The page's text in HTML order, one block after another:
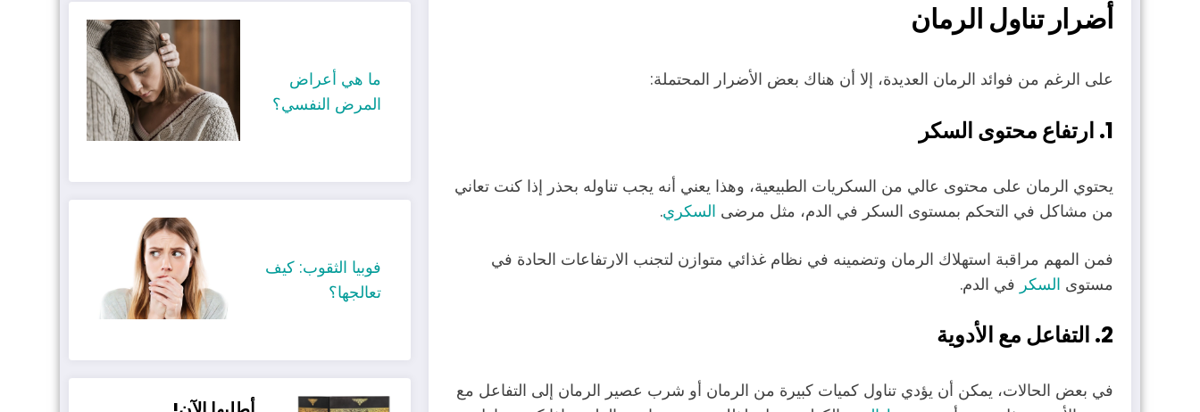
أضرار تناول الرمان
على الرغم من فوائد الرمان العديدة، إلا أن هناك بعض الأضرار المحتملة:
1. ارتفاع محتوى السكر
يحتوي الرمان على محتوى عالي من السكريات الطبيعية، وهذا يعني أنه يجب تناوله بحذر إذا كنت تعاني
من مشاكل في التحكم بمستوى السكر في الدم، مثل مرضى السكري.
فمن المهم مراقبة استهلاك الرمان وتضمينه في نظام غذائي متوازن لتجنب الارتفاعات الحادة في
مستوى السكر في الدم.
2. التفاعل مع الأدوية
في بعض الحالات، يمكن أن يؤدي تناول كميات كبيرة من الرمان أو شرب عصير الرمان إلى التفاعل مع
ما هي أعراض
المرض النفسي؟
فوبيا الثقوب: كيف
تعالجها؟